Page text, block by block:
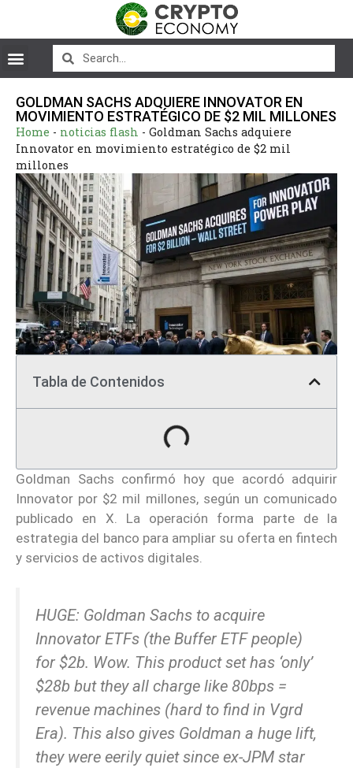
GOLDMAN SACHS ADQUIERE INNOVATOR EN
MOVIMIENTO ESTRATÉGICO DE $2 MIL MILLONES
Home - noticias flash - Goldman Sachs adquiere
Innovator en movimiento estratégico de $2 mil
millones
Tabla de Contenidos
Goldman Sachs confirmó hoy que acordó adquirir
Innovator por $2 mil millones, según un comunicado
publicado en X. La operación forma parte de la
estrategia del banco para ampliar su oferta en fintech
y servicios de activos digitales.
HUGE: Goldman Sachs to acquire
Innovator ETFs (the Buffer ETF people)
for $2b. Wow. This product set has ‘only’
$28b but they all charge like 80bps =
revenue machines (hard to find in Vgrd
Era). This also gives Goldman a huge lift,
they were eerily quiet since ex-JPM star